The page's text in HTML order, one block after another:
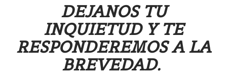
DEJANOS TU
INQUIETUD Y TE
RESPONDEREMOS A LA
BREVEDAD.